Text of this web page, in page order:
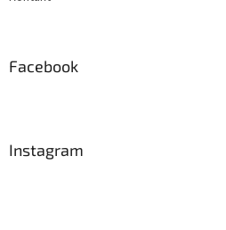
Facebook
Instagram